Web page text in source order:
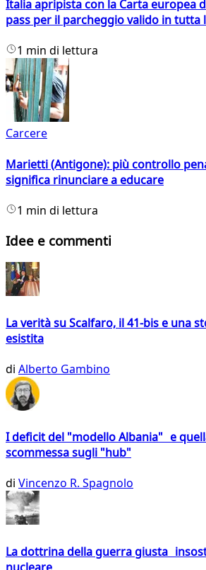
Italia apripista con la Carta europea
pass per il parcheggio valido in tutta
1 min di lettura
Carcere
Marietti (Antigone): più controllo
significa rinunciare a educare
1 min di lettura
Idee e commenti
La verità su Scalfaro, il 41-bis e una
esistita
di Alberto Gambino
I deficit del "modello Albania" e
scommessa sugli "hub"
di Vincenzo R. Spagnolo
La dottrina della guerra giusta
nucleare